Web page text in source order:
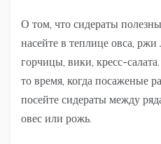
О том, что сидераты
насейте в теплице овса,
горчицы, вики, кресс-
то время, когда посаженые
посейте сидераты между
овес или рожь.